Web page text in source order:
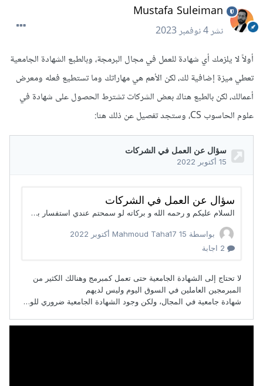
Mustafa Suleiman
نشر4 نوفمبر 2023
أولاً لا يلزمك أي شهادة للعمل في مجال البرمجة، وبالطبع الشهادة الجامعية
تعطي ميزة إضافية لك، لكن الأهم هي مهاراتك وما تستطيع فعله ومعرض
أعمالك، لكن بالطبع هناك بعض الشركات تشترط الحصول على شهادة في
علوم الحاسوب CS، وستجد تفصيل عن ذلك هنا: